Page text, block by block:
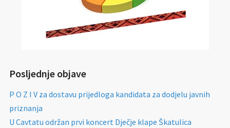
Posljednje objave
P O Z I V za dostavu prijedloga kandidata za dodjelu javnih
priznanja
U Cavtatu održan prvi koncert Dječje klape Škatulica